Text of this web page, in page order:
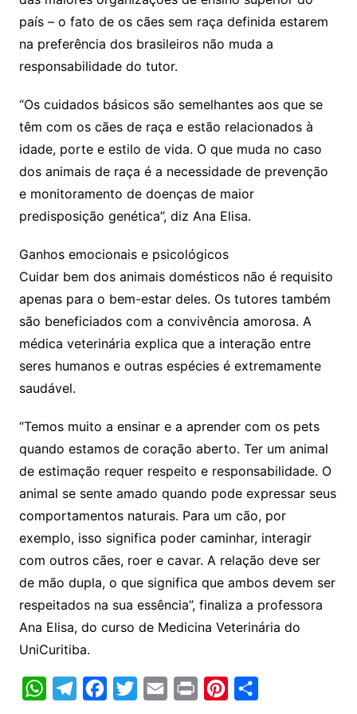
país – o fato de os cães sem raça definida estarem
na preferência dos brasileiros não muda a
responsabilidade do tutor.
“Os cuidados básicos são semelhantes aos que se
têm com os cães de raça e estão relacionados à
idade, porte e estilo de vida. O que muda no caso
dos animais de raça é a necessidade de prevenção
e monitoramento de doenças de maior
predisposição genética”, diz Ana Elisa.
Ganhos emocionais e psicológicos
Cuidar bem dos animais domésticos não é requisito
apenas para o bem-estar deles. Os tutores também
são beneficiados com a convivência amorosa. A
médica veterinária explica que a interação entre
seres humanos e outras espécies é extremamente
saudável.
“Temos muito a ensinar e a aprender com os pets
quando estamos de coração aberto. Ter um animal
de estimação requer respeito e responsabilidade. O
animal se sente amado quando pode expressar seus
comportamentos naturais. Para um cão, por
exemplo, isso significa poder caminhar, interagir
com outros cães, roer e cavar. A relação deve ser
de mão dupla, o que significa que ambos devem ser
respeitados na sua essência”, finaliza a professora
Ana Elisa, do curso de Medicina Veterinária do
UniCuritiba.
W